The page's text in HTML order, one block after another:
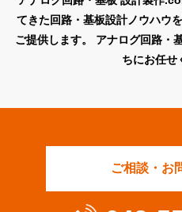
てきた回路・基板設計ノウハウ
ご提供します。
アナログ回路・
ちにお任せ
ご相談・お